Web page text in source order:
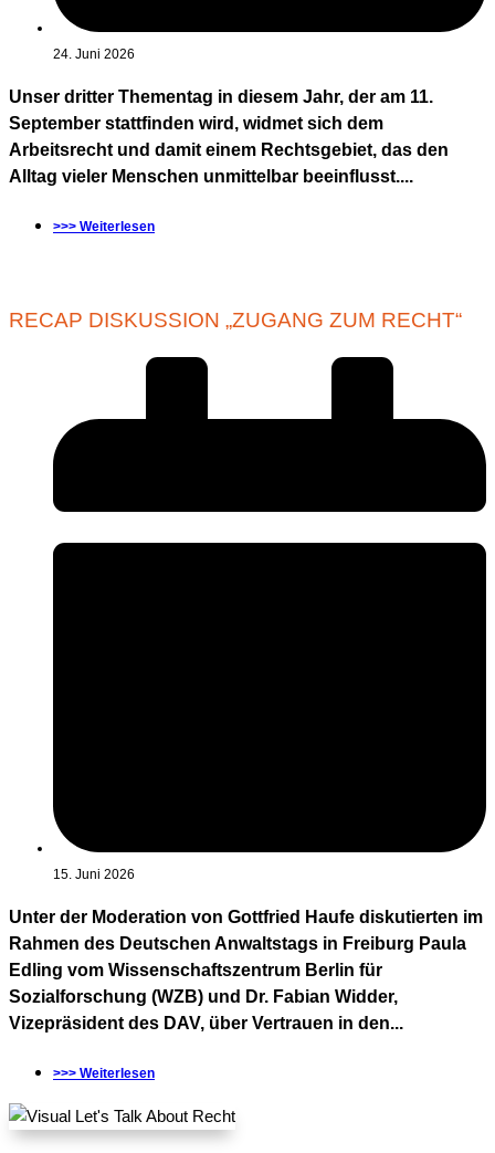
24. Juni 2026
Unser dritter Thementag in diesem Jahr, der am 11.
September stattfinden wird, widmet sich dem
Arbeitsrecht und damit einem Rechtsgebiet, das den
Alltag vieler Menschen unmittelbar beeinflusst....
>>> Weiterlesen
RECAP DISKUSSION „ZUGANG ZUM RECHT“
15. Juni 2026
Unter der Moderation von Gottfried Haufe diskutierten im
Rahmen des Deutschen Anwaltstags in Freiburg Paula
Edling vom Wissenschaftszentrum Berlin für
Sozialforschung (WZB) und Dr. Fabian Widder,
Vizepräsident des DAV, über Vertrauen in den...
>>> Weiterlesen